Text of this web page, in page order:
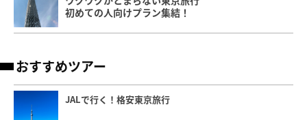
初めての人向けプラン集結！
おすすめツアー
JALで行く！格安東京旅行